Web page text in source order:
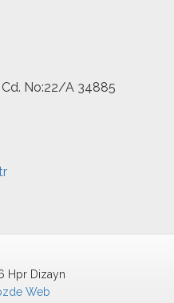
No:22/A 34885
Hpr Dizayn
Web